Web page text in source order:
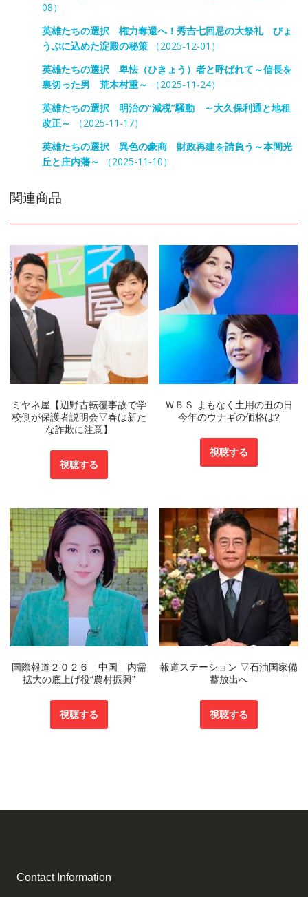
08）
英雄たちの選択 権力奪還へ！秀吉七回忌の大祭礼 びょ
うぶに込めた淀殿の秘策（2025-12-01）
英雄たちの選択 卑怯（ひきょう）者と呼ばれて～信長を
裏切った男 荒木村重～
（2025-11-24）
英雄たちの選択 明治の“減税”騒動 ～大久保利通と地租
改正～
（2025-11-17）
英雄たちの選択 異色の豪商 財政再建を請負う～本間光
丘と庄内藩～
（2025-11-10）
関連商品
ミヤネ屋【辺野古転覆事故で学
校側が保護者説明会▽春は新た
な詐欺に注意】
視聴する
ＷＢＳ まもなく土用の丑の日
今年のウナギの価格は?
視聴する
国際報道２０２６ 中国 内需
拡大の底上げ役“農村振興”
視聴する
報道ステーション ▽石油国家備
蓄放出へ
視聴する
Contact Information